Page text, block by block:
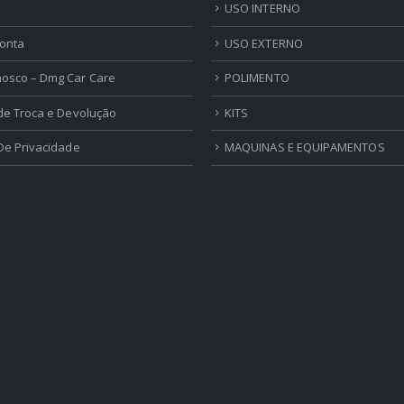
– Dmg Car Care
Troca e Devolução
Privacidade
USO INTERNO
USO EXTERNO
POLIMENTO
KITS
MAQUINAS E EQUIPAMENTOS